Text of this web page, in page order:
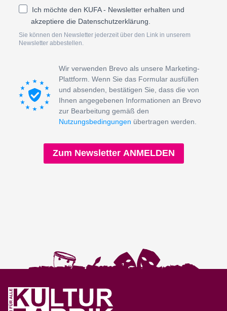
Ich möchte den KUFA - Newsletter erhalten und
akzeptiere die Datenschutzerklärung.
Sie können den Newsletter jederzeit über den Link in unserem
Newsletter abbestellen.
Wir verwenden Brevo als unsere Marketing-
Plattform. Wenn Sie das Formular ausfüllen
und absenden, bestätigen Sie, dass die von
Ihnen angegebenen Informationen an Brevo
zur Bearbeitung gemäß den
Nutzungsbedingungen übertragen werden.
Zum Newsletter ANMELDEN